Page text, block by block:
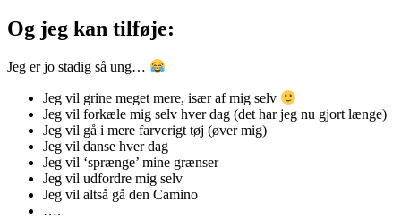
Og jeg kan tilføje:
Jeg er jo stadig så ung…
Jeg vil grine meget mere, især af mig selv
Jeg vil forkæle mig selv hver dag (det har jeg nu gjort længe)
Jeg vil gå i mere farverigt tøj (øver mig)
Jeg vil danse hver dag
Jeg vil ‘sprænge’ mine grænser
Jeg vil udfordre mig selv
Jeg vil altså gå den Camino
….